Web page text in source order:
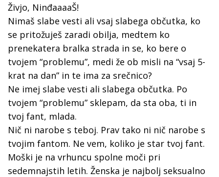
Živjo, NinđaaaaŠ!
Nimaš slabe vesti ali vsaj slabega občutka, ko
se pritožuješ zaradi obilja, medtem ko
prenekatera bralka strada in se, ko bere o
tvojem “problemu”, medi že ob misli na “vsaj 5-
krat na dan” in te ima za srečnico?
Ne imej slabe vesti ali slabega občutka. Po
tvojem “problemu” sklepam, da sta oba, ti in
tvoj fant, mlada.
Nič ni narobe s teboj. Prav tako ni nič narobe s
tvojim fantom. Ne vem, koliko je star tvoj fant.
Moški je na vrhuncu spolne moči pri
sedemnajstih letih. Ženska je najbolj seksualno